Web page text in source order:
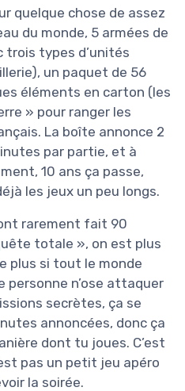
quelque chose de assez
du monde, 5 armées de
trois types d’unités
un paquet de 56
éléments en carton (les
» pour ranger les
La boîte annonce 2
par partie, et à
10 ans ça passe,
les jeux un peu longs.
rarement fait 90
totale », on est plus
plus si tout le monde
personne n’ose attaquer
secrètes, ça se
annoncées, donc ça
dont tu joues. C’est
pas un petit jeu apéro
la soirée.